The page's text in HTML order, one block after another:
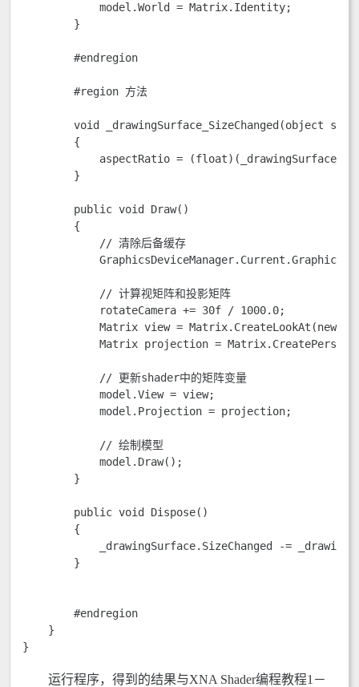
            model.World = Matrix.Identity;
        }
        #endregion
        #region 方法
void _drawingSurface_SizeChanged(object
        {
aspectRatio =
        }
        public void Draw()
        {
            // 清除后备缓存
            // 计算视矩阵和投影矩阵
            rotateCamera += 30f / 1000.0;
Matrix view =
Matrix projection =
            // 更新shader中的矩阵变量
            model.View = view;
            model.Projection = projection;
            // 绘制模型
            model.Draw();
        }
        public void Dispose()
        {
_drawingSurface.SizeChanged -=
        }
        #endregion
    }
}
运行程序，得到的结果与XNA Shader编程教程1－